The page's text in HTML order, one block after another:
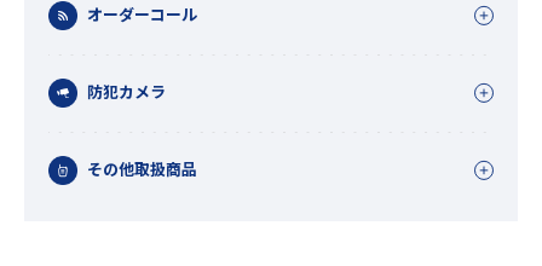
オーダーコール
防犯カメラ
その他取扱商品